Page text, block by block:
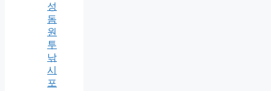
성
돔
원
투
낚
시
포